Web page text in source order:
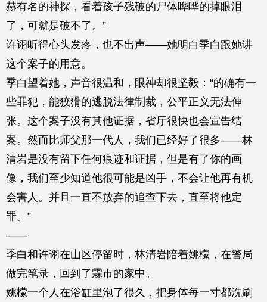
赫有名的神探，看着孩子残破的尸体哗哗的掉眼泪
了，可就是破不了。”
许诩听得心头发疼，也不出声——她明白季白跟她讲
这个案子的用意。
季白望着她，声音很温和，眼神却很坚毅：“的确有一
些罪犯，能狡猾的逃脱法律制裁，公平正义无法伸
张。这个案子没有其他证据，省厅很快也会宣告结
案。然而比师父那一代人，我们已经好了很多——林
清岩是没有留下任何痕迹和证据，但是有了你的画
像，我们至少知道他很可能是凶手，不会让他再有机
会害人。并且一直不放弃的追查下去，直至将他定
罪。”
——
季白和许诩在山区停留时，林清岩陪着姚檬，在警局
做完笔录，回到了霖市的家中。
姚檬一个人在浴缸里泡了很久，把身体每一寸都洗刷